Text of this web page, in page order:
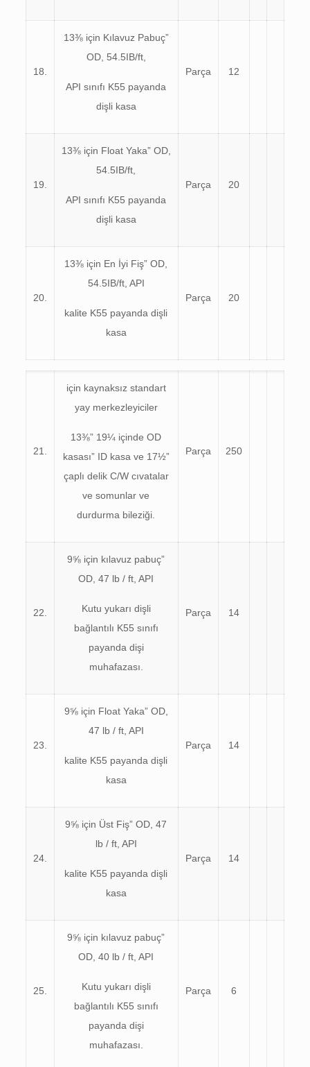
18.
13⅜ için Kılavuz Pabuç”
OD, 54.5IB/ft,
API sınıfı K55 payanda
dişli kasa
Parça 12
19.
13⅜ için Float Yaka” OD,
54.5IB/ft,
API sınıfı K55 payanda
dişli kasa
Parça 20
20.
13⅜ için En İyi Fiş” OD,
54.5IB/ft, API
kalite K55 payanda dişli
kasa
Parça 20
21.
için kaynaksız standart
yay merkezleyiciler
13⅜” 19¼ içinde OD
kasası” ID kasa ve 17½”
çaplı delik C/W cıvatalar
ve somunlar ve
durdurma bileziği.
Parça 250
22.
9⅝ için kılavuz pabuç”
OD, 47 lb / ft, API
Kutu yukarı dişli
bağlantılı K55 sınıfı
payanda dişi
muhafazası.
Parça 14
23.
9⅝ için Float Yaka” OD,
47 lb / ft, API
kalite K55 payanda dişli
kasa
Parça 14
24.
9⅝ için Üst Fiş” OD, 47
lb / ft, API
kalite K55 payanda dişli
kasa
Parça 14
25.
9⅝ için kılavuz pabuç”
OD, 40 lb / ft, API
Kutu yukarı dişli
bağlantılı K55 sınıfı
payanda dişi
muhafazası.
Parça 6